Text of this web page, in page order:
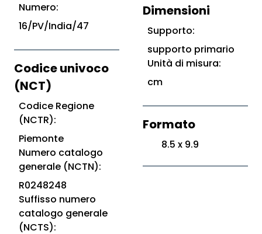
Numero:
16/PV/India/47
Codice univoco
(NCT)
Codice Regione
(NCTR):
Piemonte
Numero catalogo
generale (NCTN):
R0248248
Suffisso numero
catalogo generale
(NCTS):
Dimensioni
Supporto:
supporto primario
Unità di misura:
cm
Formato
8.5 x 9.9